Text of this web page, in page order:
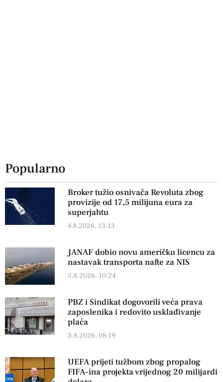
Popularno
Broker tužio osnivača Revoluta zbog
provizije od 17,5 milijuna eura za
superjahtu
4.8.2026, 13:13
JANAF dobio novu američku licencu za
nastavak transporta nafte za NIS
3.8.2026, 10:24
PBZ i Sindikat dogovorili veća prava
zaposlenika i redovito usklađivanje
plaća
3.8.2026, 08:19
UEFA prijeti tužbom zbog propalog
FIFA-ina projekta vrijednog 20 milijardi